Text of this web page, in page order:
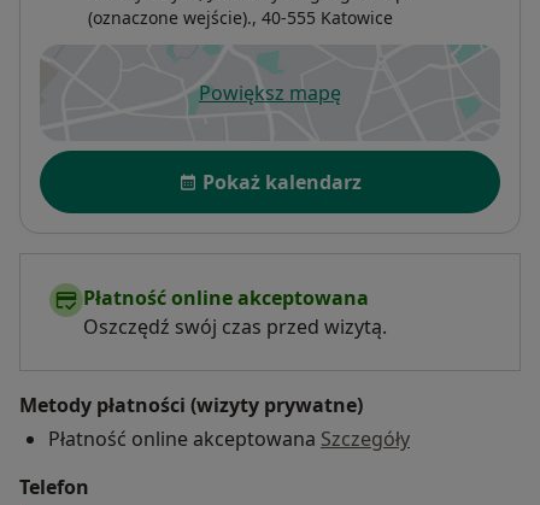
(oznaczone wejście)., 40-555 Katowice
Powiększ mapęotwiera się w nowej karcie
Dostępność
Pokaż kalendarz
Płatność online akceptowana
Oszczędź swój czas przed wizytą.
Metody płatności (wizyty prywatne)
Płatność online akceptowana Szczegóły
Telefon